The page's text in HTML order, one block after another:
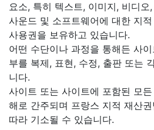
요소, 특히 텍스트, 이미지, 비디오
사운드 및 소프트웨어에 대한 지
사용권을 보유하고 있습니다.
어떤 수단이나 과정을 통해든 사
부를 복제, 표현, 수정, 출판 또는
니다.
사이트 또는 사이트에 포함된 모
해로 간주되며 프랑스 지적 재산
따라 기소될 수 있습니다.